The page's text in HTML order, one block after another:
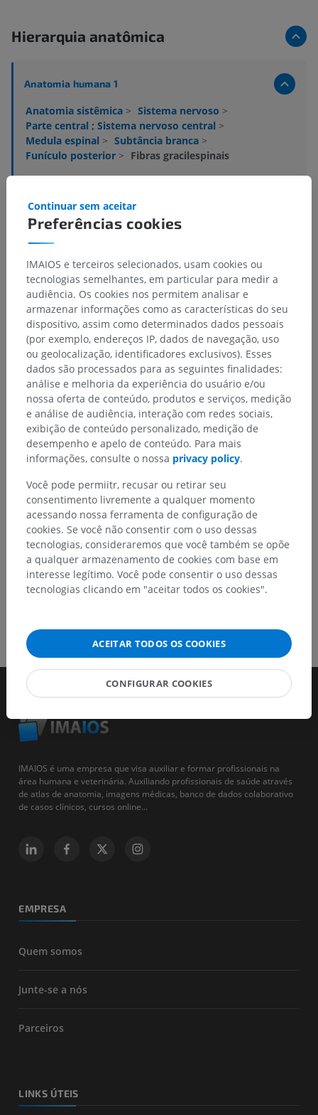
Hierarquia anatômica
Anatomia humana 1
Anatomia sistêmica > Sistema nervoso >
Parte central ; Sistema nervoso central >
Medula espinal > Subtância branca >
Funículo posterior > Fibras gracilespinais
subjacente para esta parte anatômica
Traduções
Encontrou um erro?
Não hesite em nos sugerir uma correção, tradução ou
melhora de conteúdo.
Relatar um problema
BAIXE O APLICATIVO
IMAIOS é uma empresa que visa auxiliar e formar profissionais na
área humana e veterinária. Auxiliando profissionais de saúde através
de atlas de anatomia, imagens médicas, banco de dados colaborativo
de casos clínicos, cursos online...
EMPRESA
Quem somos
Junte-se a nós
Parceiros
LINKS ÚTEIS
Preferências cookies
Continuar sem aceitar
IMAIOS e terceiros selecionados, usam cookies ou
tecnologias semelhantes, em particular para medir a
audiência. Os cookies nos permitem analisar e
armazenar informações como as características do seu
dispositivo, assim como determinados dados pessoais
(por exemplo, endereços IP, dados de navegação, uso
ou geolocalização, identificadores exclusivos). Esses
dados são processados para as seguintes finalidades:
análise e melhoria da experiência do usuário e/ou
nossa oferta de conteúdo, produtos e serviços, medição
e análise de audiência, interação com redes sociais,
exibição de conteúdo personalizado, medição de
desempenho e apelo de conteúdo. Para mais
informações, consulte o nossa privacy policy.
Você pode permiitr, recusar ou retirar seu
consentimento livremente a qualquer momento
acessando nossa ferramenta de configuração de
cookies. Se você não consentir com o uso dessas
tecnologias, consideraremos que você também se opõe
a qualquer armazenamento de cookies com base em
interesse legítimo. Você pode consentir o uso dessas
tecnologias clicando em "aceitar todos os cookies".
ACEITAR TODOS OS COOKIES
CONFIGURAR COOKIES